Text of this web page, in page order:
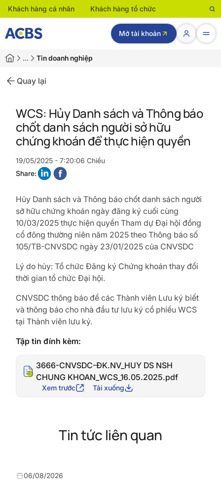
Khách hàng cá nhân Khách hàng tổ chức
Mở tài khoản
… Tin doanh nghiệp
Quay lại
WCS: Hủy Danh sách và Thông báo
chốt danh sách người sở hữu
chứng khoán để thực hiện quyền
19/05/2025 - 7:20:06 Chiều
Share:
Hủy Danh sách và Thông báo chốt danh sách người
sở hữu chứng khoán ngày đăng ký cuối cùng
10/03/2025 thực hiện quyền Tham dự Đại hội đồng
cổ đông thường niên năm 2025 theo Thông báo số
105/TB-CNVSDC ngày 23/01/2025 của CNVSDC
Lý do hủy: Tổ chức Đăng ký Chứng khoán thay đổi
thời gian tổ chức Đại hội.
CNVSDC thông báo để các Thành viên Lưu ký biết
và thông báo cho nhà đầu tư lưu ký cổ phiếu WCS
tại Thành viên lưu ký.
Tập tin đính kèm:
3666-CNVSDC-ĐK.NV_HUY DS NSH
CHUNG KHOAN_WCS_16.05.2025.pdf
Xem trước Tải xuống
Tin tức liên quan
06/08/2026